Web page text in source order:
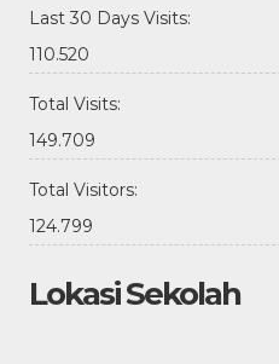
Last 30 Days Visits:
110.520
Total Visits:
149.709
Total Visitors:
124.799
Lokasi Sekolah